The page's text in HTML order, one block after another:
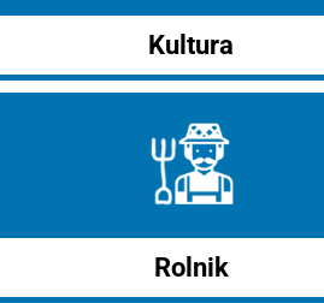
Kultura
Rolnik